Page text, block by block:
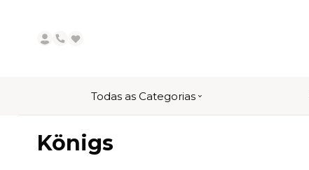
Todas as Categorias
Königs